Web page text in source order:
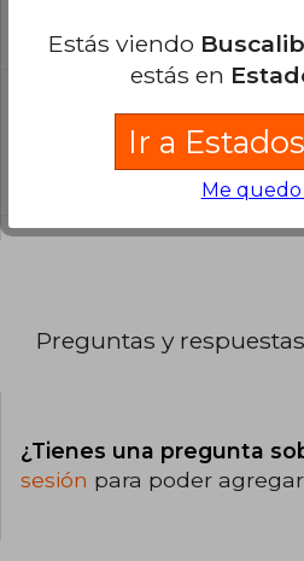
El libro está escrito en
¿Cuál es la
La encuadernación de
Preguntas y
¿Tienes una pregunta
sesión para poder
Estás viendo
estás en
Ir a
Me